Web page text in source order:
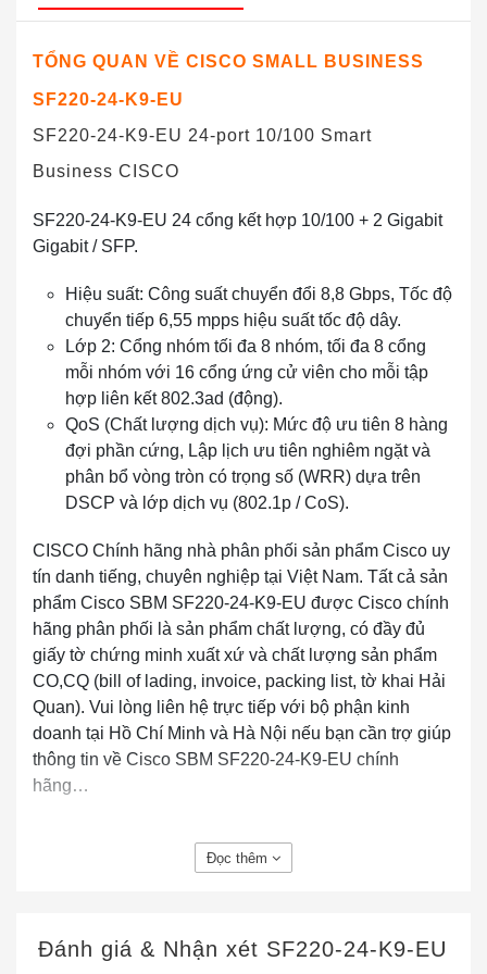
TỔNG QUAN VỀ CISCO SMALL BUSINESS
SF220-24-K9-EU
SF220-24-K9-EU 24-port 10/100 Smart
Business CISCO
SF220-24-K9-EU 24 cổng kết hợp 10/100 + 2 Gigabit
Gigabit / SFP.
Hiệu suất: Công suất chuyển đổi 8,8 Gbps, Tốc độ
chuyển tiếp 6,55 mpps hiệu suất tốc độ dây.
Lớp 2: Cổng nhóm tối đa 8 nhóm, tối đa 8 cổng
mỗi nhóm với 16 cổng ứng cử viên cho mỗi tập
hợp liên kết 802.3ad (động).
QoS (Chất lượng dịch vụ): Mức độ ưu tiên 8 hàng
đợi phần cứng, Lập lịch ưu tiên nghiêm ngặt và
phân bổ vòng tròn có trọng số (WRR) dựa trên
DSCP và lớp dịch vụ (802.1p / CoS).
CISCO Chính hãng nhà phân phối sản phẩm Cisco uy
tín danh tiếng, chuyên nghiệp tại Việt Nam. Tất cả sản
phẩm Cisco SBM SF220-24-K9-EU được Cisco chính
hãng phân phối là sản phẩm chất lượng, có đầy đủ
giấy tờ chứng minh xuất xứ và chất lượng sản phẩm
CO,CQ (bill of lading, invoice, packing list, tờ khai Hải
Quan). Vui lòng liên hệ trực tiếp với bộ phận kinh
doanh tại Hồ Chí Minh và Hà Nội nếu bạn cần trợ giúp
thông tin về Cisco SBM SF220-24-K9-EU chính
hãng…
Đọc thêm
Đánh giá & Nhận xét SF220-24-K9-EU